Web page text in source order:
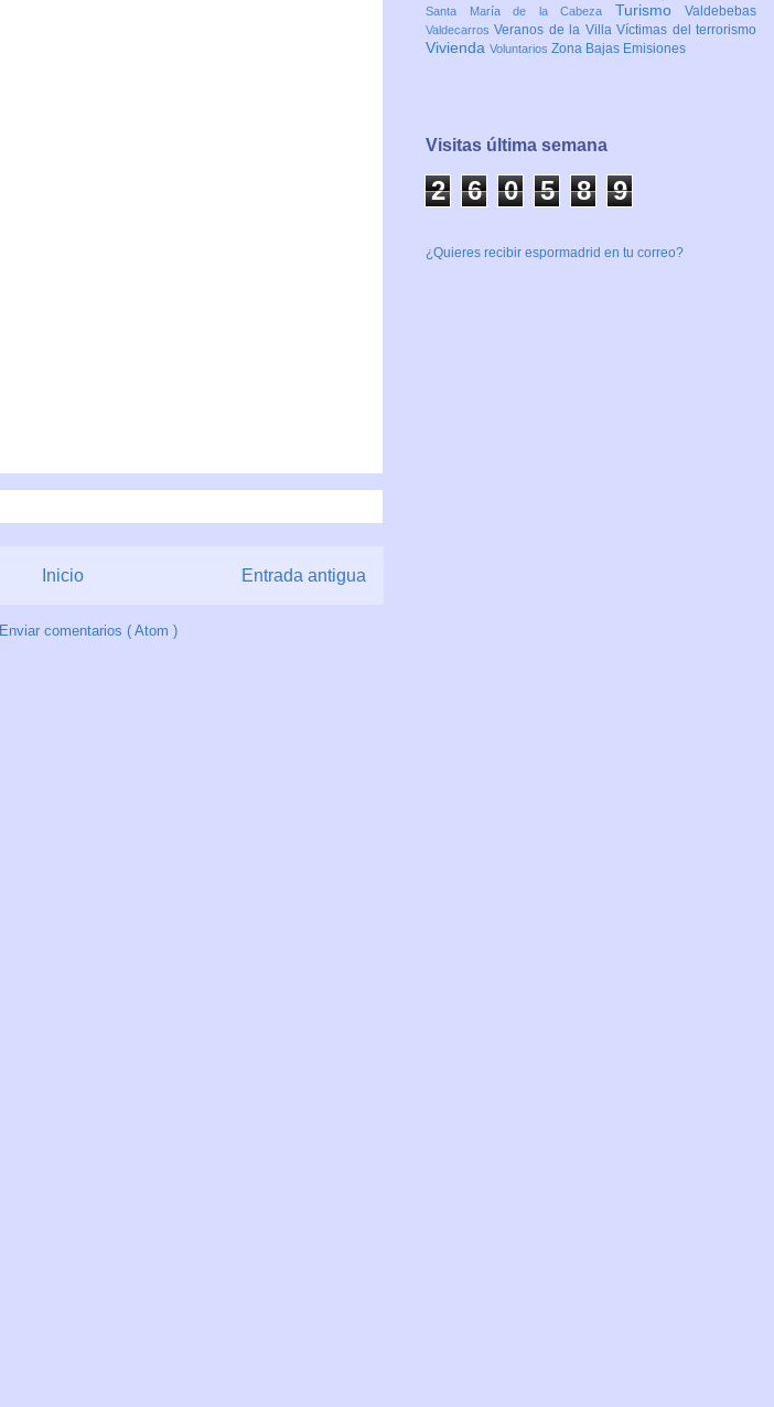
Entrada antigua
Inicio
Enviar comentarios ( Atom )
Santa María de la Cabeza Turismo Valdebebas
ValdecarrosVeranos de la VillaVíctimas del terrorismo
Vivienda Voluntarios Zona Bajas Emisiones
Visitas última semana
2 6 0 5 8 9
¿Quieres recibir espormadrid en tu correo?